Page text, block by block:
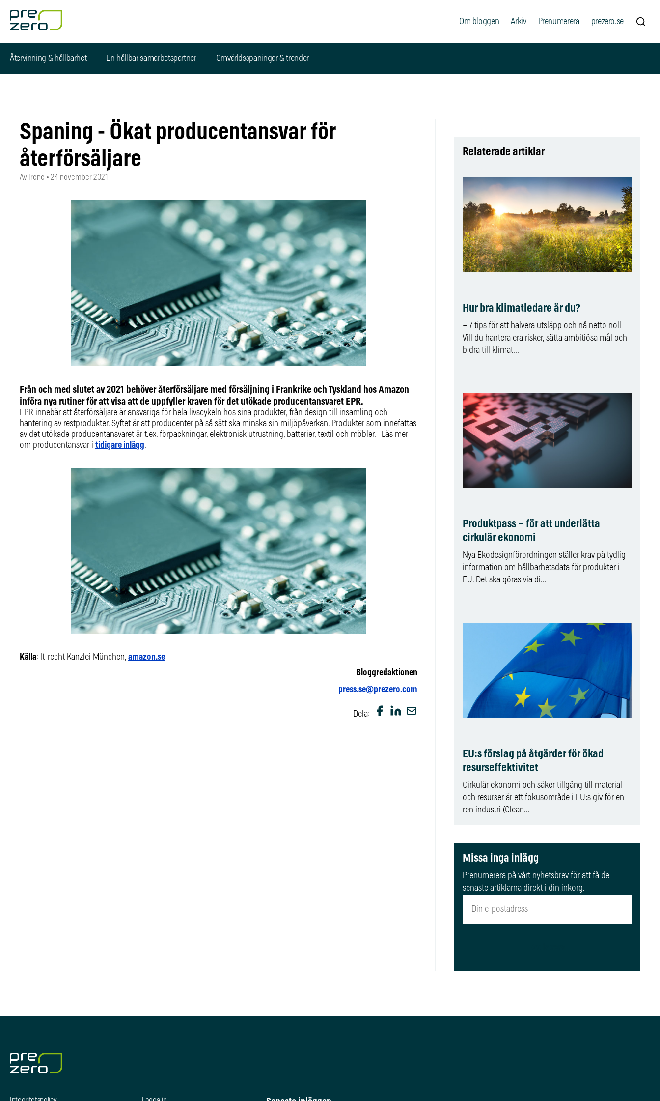
Om bloggen Arkiv Prenumerera prezero.se
Återvinning & hållbarhet En hållbar samarbetspartner Omvärldsspaningar & trender
Spaning - Ökat producentansvar för
återförsäljare
Av Irene • 24 november 2021
Från och med slutet av 2021 behöver återförsäljare med försäljning i Frankrike och Tyskland hos Amazon
införa nya rutiner för att visa att de uppfyller kraven för det utökade producentansvaret EPR.
EPR innebär att återförsäljare är ansvariga för hela livscykeln hos sina produkter, från design till insamling och
hantering av restprodukter. Syftet är att producenter på så sätt ska minska sin miljöpåverkan. Produkter som innefattas
av det utökade producentansvaret är t.ex. förpackningar, elektronisk utrustning, batterier, textil och möbler. Läs mer
om producentansvar i tidigare inlägg.
Källa: It-recht Kanzlei München, amazon.se
Bloggredaktionen
press.se@prezero.com
Dela:
Relaterade artiklar
Hur bra klimatledare är du?
– 7 tips för att halvera utsläpp och nå netto noll
Vill du hantera era risker, sätta ambitiösa mål och
bidra till klimat...
Produktpass – för att underlätta
cirkulär ekonomi
Nya Ekodesignförordningen ställer krav på tydlig
information om hållbarhetsdata för produkter i
EU. Det ska göras via di...
EU:s förslag på åtgärder för ökad
resurseffektivitet
Cirkulär ekonomi och säker tillgång till material
och resurser är ett fokusområde i EU:s giv för en
ren industri (Clean...
Missa inga inlägg
Prenumerera på vårt nyhetsbrev för att få de
senaste artiklarna direkt i din inkorg.